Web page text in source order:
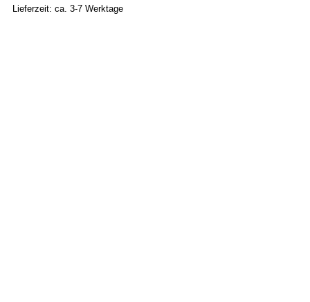
Lieferzeit: ca. 3-7 Werktage